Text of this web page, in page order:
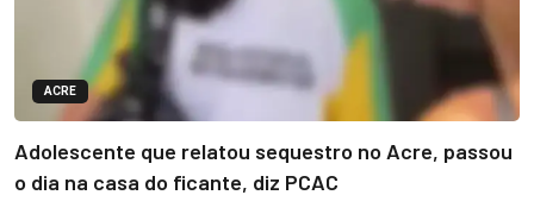
ACRE
Adolescente que relatou sequestro no Acre, passou
o dia na casa do ficante, diz PCAC